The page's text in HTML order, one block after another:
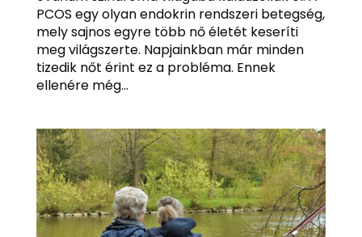
PCOS egy olyan endokrin rendszeri betegség,
mely sajnos egyre több nő életét keseríti
meg világszerte. Napjainkban már minden
tizedik nőt érint ez a probléma. Ennek
ellenére még...